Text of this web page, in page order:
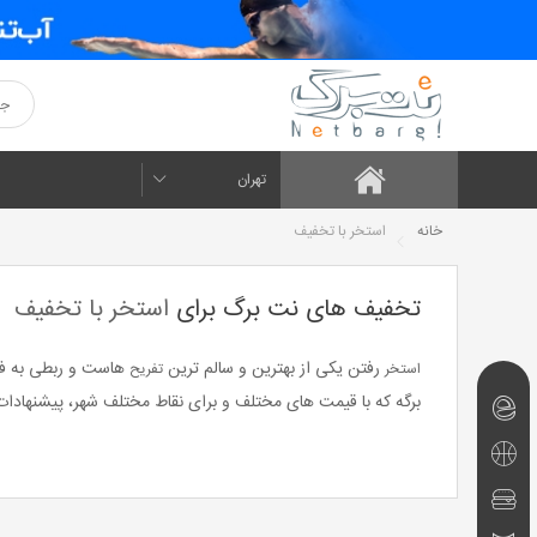
تهران
خانه استخر با تخفیف
نت‌برگ‌های
امروز
تفریحی
رستوران
تخفیف های نت برگ برای استخر با تخفیف
استخررفتن یکی از بهترین و سالم ترین تفریح هاست و ربطی به
برگه که با قیمت های مختلف و برای نقاط مختلف شهر،